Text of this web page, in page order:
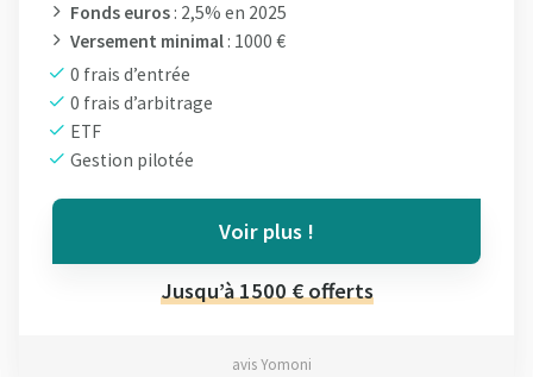
Fonds euros : 2,5% en 2025
Versement minimal : 1000 €
0 frais d’entrée
0 frais d’arbitrage
ETF
Gestion pilotée
Voir plus !
Jusqu’à 1500 € offerts
avis Yomoni